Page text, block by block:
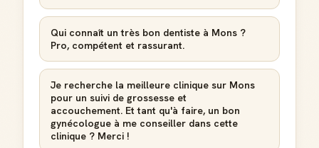
Qui connaît un très bon dentiste à Mons ?
Pro, compétent et rassurant.
Je recherche la meilleure clinique sur Mons
pour un suivi de grossesse et
accouchement. Et tant qu'à faire, un bon
gynécologue à me conseiller dans cette
clinique ? Merci !
Badge Guide Local
Ton statut affiché sur toutes tes contributions
Score de réputation
Gagne des points à chaque contribution utile